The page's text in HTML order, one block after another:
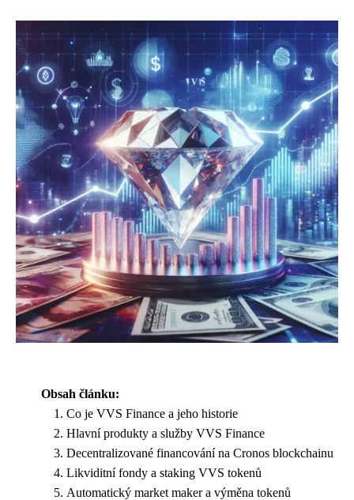
Obsah článku:
Co je VVS Finance a jeho historie
Hlavní produkty a služby VVS Finance
Decentralizované financování na Cronos blockchainu
Likviditní fondy a staking VVS tokenů
Automatický market maker a výměna tokenů